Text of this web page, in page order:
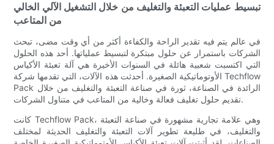
تبسيط عمليات التعبئة والتغليف من خلال التشغيل الآلي الخالي
من المتاعب
في عالم يتم فيه تقدير الراحة والكفاءة أكثر من أي وقت مضى، تبحث
الشركات باستمرار عن حلول مبتكرة لتبسيط عملياتها. أحد هذه الحلول
التي اكتسبت شعبية هائلة في السنوات الأخيرة هي آلة تعبئة الأكياس
الأوتوماتيكية الصغيرة. أحدثت هذه الآلات، التي تقدمها شركة Techflow
Pack الرائدة في الصناعة، ثورة في صناعة التعبئة والتغليف من خلال
تقديم حلول تغليف فعالة وخالية من المتاعب في متناول الشركات.
كانت Techflow Pack، وهي علامة تجارية مشهورة في صناعة التعبئة
والتغليف، في طليعة تطوير آلات التعبئة والتغليف الحديثة لمختلف